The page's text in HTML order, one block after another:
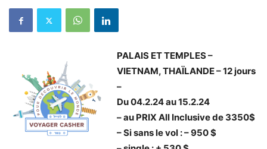
PALAIS ET TEMPLES –
VIETNAM, THAÏLANDE – 12 jours
–
Du 04.2.24 au 15.2.24
– au PRIX All Inclusive de 3350$
– Si sans le vol : – 950 $